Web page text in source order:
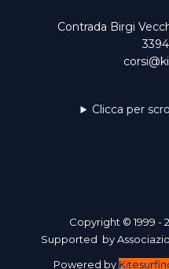
Contrada Birgi
Clicca per
Copyright © 1999 -
Supported by
Powered by